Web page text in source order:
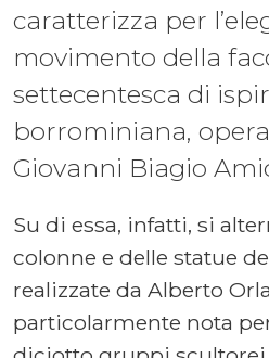
caratterizza per
movimento della
settecentesca di
borrominiana,
Giovanni Biagio
Su di essa, infatti, si
colonne e delle statue
realizzate da Alberto
particolarmente nota